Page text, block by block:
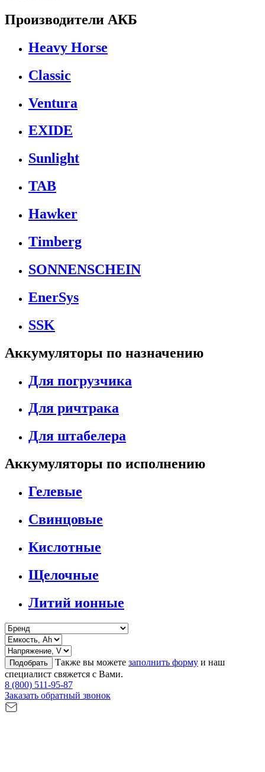
Производители АКБ
Heavy Horse
Classic
Ventura
EXIDE
Sunlight
TAB
Hawker
Timberg
SONNENSCHEIN
EnerSys
SSK
Аккумуляторы по назначению
Для погрузчика
Для ричтрака
Для штабелера
Аккумуляторы по исполнению
Гелевые
Свинцовые
Кислотные
Щелочные
Литий ионные
Подобрать Также вы можете заполнить форму и наш
специалист свяжется с Вами.
8 (800) 511-95-87
Заказать обратный звонок